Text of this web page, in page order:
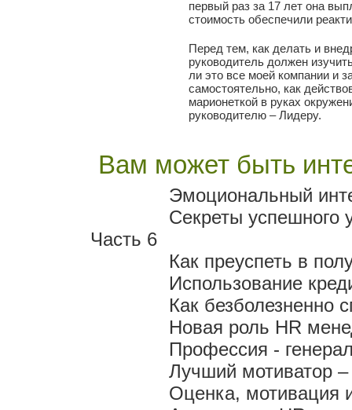
первый раз за 17 лет она
стоимость обеспечили
Перед тем, как делать и
руководитель должен
ли это все моей компании и
самостоятельно, как
марионеткой в руках
руководителю – Лидеру.
Вам может быть
Эмоциональный
Секреты успешного
Часть 6
Как преуспеть в
Использование
Как безболезненно
Новая роль HR
Профессия -
Лучший мотиватор –
Оценка, мотивация